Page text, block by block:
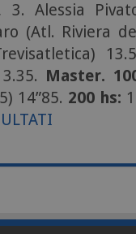
3. Alessia
(Atl. Riviera
Master.
14”85. 200 hs: